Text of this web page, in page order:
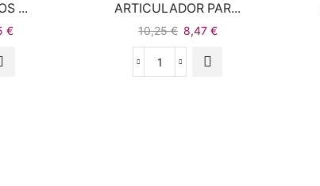
...
€
ARTICULADOR PAR...
10,25€ 8,47 €